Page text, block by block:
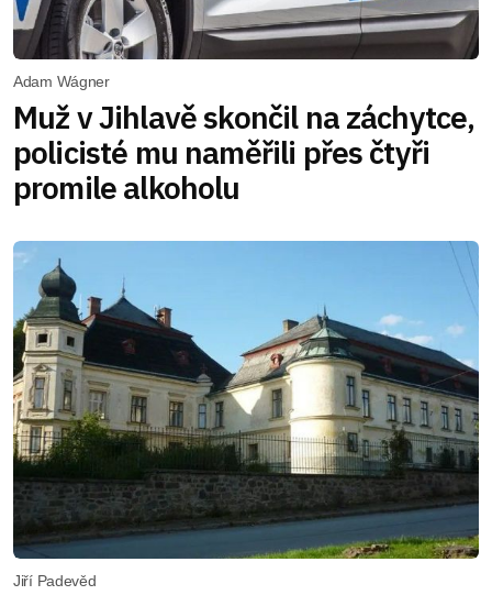
Adam Wágner
Muž v Jihlavě skončil na záchytce,
policisté mu naměřili přes čtyři
promile alkoholu
Jiří Padevěd